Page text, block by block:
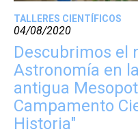
TALLERES CIENTÍFICOS
04/08/2020
Descubrimos el
Astronomía en
antigua
Campamento
Historia"